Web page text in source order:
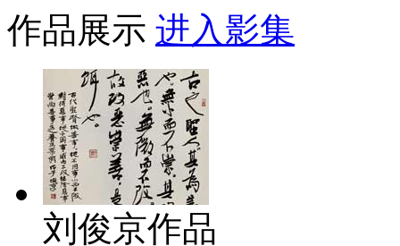
作品展示 进入影集
刘俊京作品